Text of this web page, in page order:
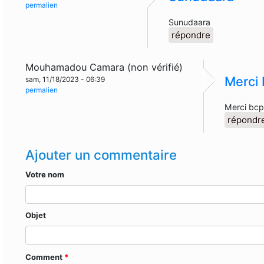
permalien
Sunudaara
répondre
Mouhamadou Camara (non vérifié)
sam, 11/18/2023 - 06:39
permalien
Merci
Merci bcp
Ajouter un commentaire
Votre nom
Objet
Comment *